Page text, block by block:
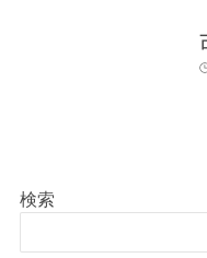
検索